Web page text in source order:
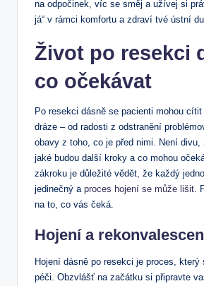
na odpočinek, víc se směj a užívej si
já“ v rámci komfortu a zdraví tvé ústní
Život po resekci
co očekávat
Po resekci dásně se pacienti mohou
dráze – od radosti z odstranění
obavy z toho, co je před nimi. Není
jaké budou další kroky a co mohou
zákroku je důležité vědět, že každý
jedinečný a proces hojení se může lišit.
na to, co vás čeká.
Hojení a
Hojení dásně po resekci je proces,
péči. Obzvlášť na začátku si připravte